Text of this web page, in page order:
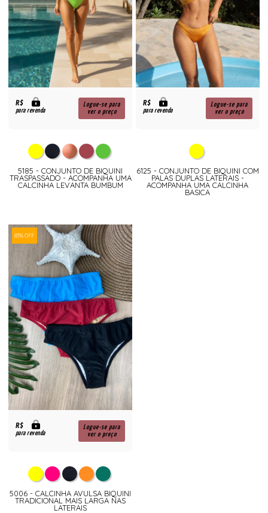
R$
para revenda
Logue-se para
ver o preço
5185 - CONJUNTO DE BIQUINI
TRASPASSADO - ACOMPANHA UMA
CALCINHA LEVANTA BUMBUM
R$
para revenda
Logue-se para
ver o preço
6125 - CONJUNTO DE BIQUINI COM
PALAS DUPLAS LATERAIS -
ACOMPANHA UMA CALCINHA
BASICA
83% OFF
R$
para revenda
Logue-se para
ver o preço
5006 - CALCINHA AVULSA BIQUINI
TRADICIONAL MAIS LARGA NAS
LATERAIS